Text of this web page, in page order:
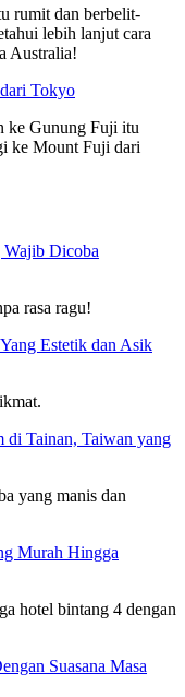
rumit dan berbelit-
lebih lanjut cara
Australia!
Tokyo
ke Gunung Fuji itu
ke Mount Fuji dari
Dicoba
rasa ragu!
Estetik dan Asik
di Tainan, Taiwan yang
yang manis dan
Murah Hingga
hotel bintang 4 dengan
Suasana Masa